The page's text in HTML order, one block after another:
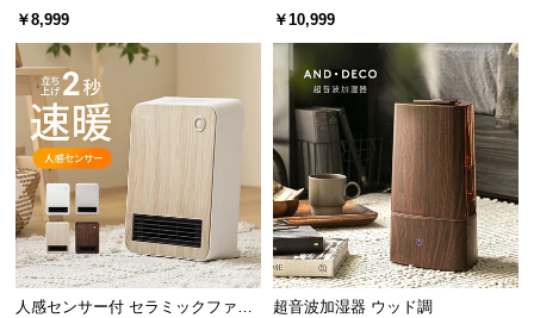
￥8,999
調整可能 木目調
￥10,999
人感センサー付 セラミックファン
超音波加湿器 ウッド調